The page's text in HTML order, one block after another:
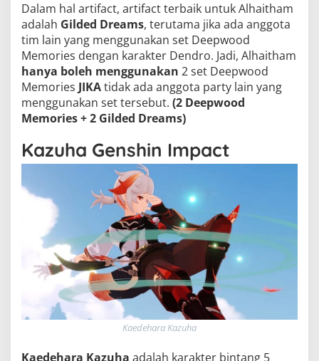
Dalam hal artifact, artifact terbaik untuk Alhaitham
adalah Gilded Dreams, terutama jika ada anggota
tim lain yang menggunakan set Deepwood
Memories dengan karakter Dendro. Jadi, Alhaitham
hanya boleh menggunakan 2 set Deepwood
Memories JIKAtidak ada anggota party lain yang
menggunakan set tersebut. (2 Deepwood
Memories + 2 Gilded Dreams)
Kazuha Genshin Impact
Kaedehara Kazuha
Kaedehara Kazuha adalah karakter bintang 5